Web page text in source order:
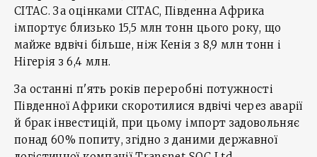
CITAC. За оцінками CITAC, Південна Африка
імпортує близько 15,5 млн тонн цього року, що
майже вдвічі більше, ніж Кенія з 8,9 млн тонн і
Нігерія з 6,4 млн.
За останні п'ять років переробні потужності
Південної Африки скоротилися вдвічі через аварії
й брак інвестицій, при цьому імпорт задовольняє
понад 60% попиту, згідно з даними державної